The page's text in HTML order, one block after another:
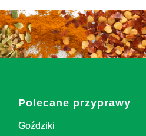
Polecane przyprawy
Goździki